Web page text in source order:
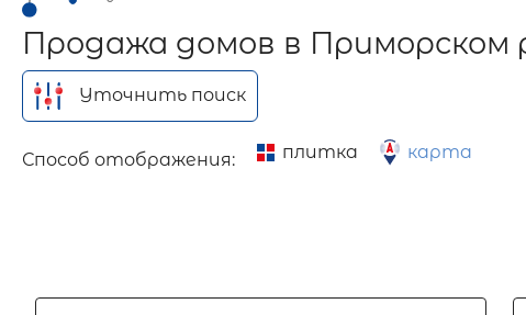
Продажа домов в Приморском
Уточнить поиск
Способ отображения: плитка карта